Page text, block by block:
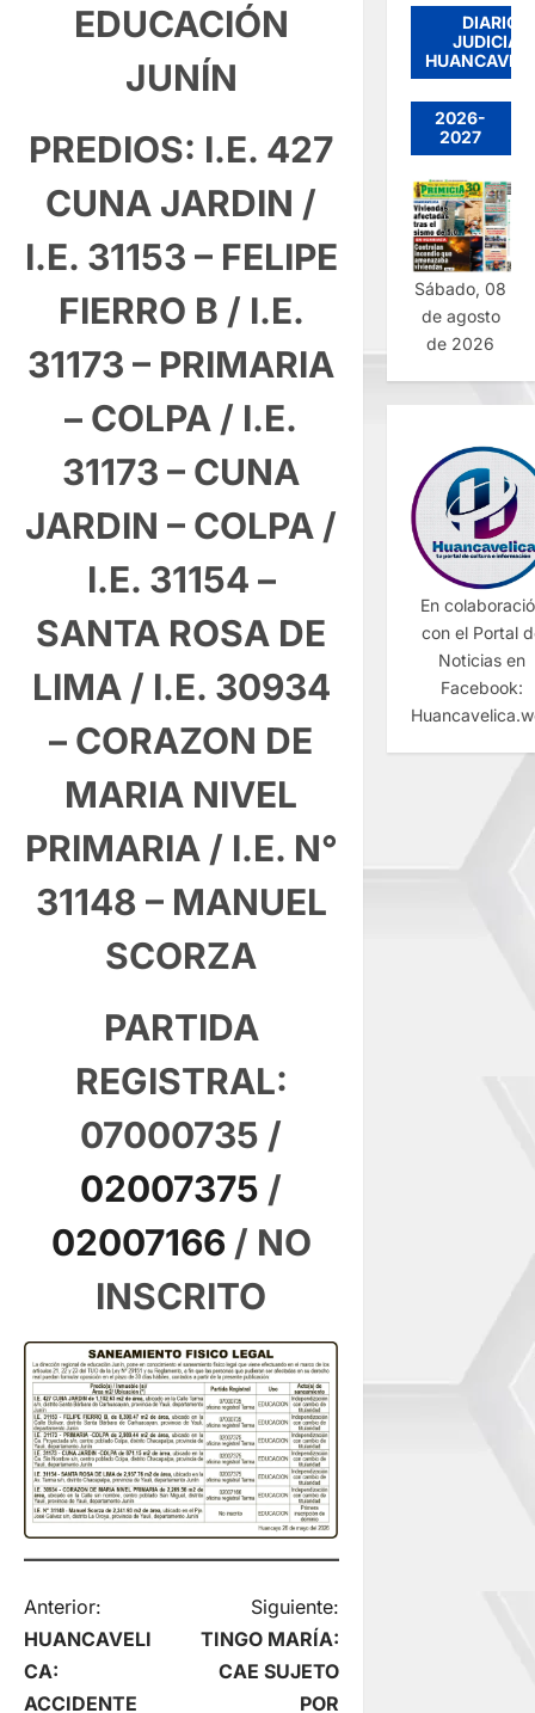
EDUCACIÓN
JUNÍN
PREDIOS: I.E. 427
CUNA JARDIN /
I.E. 31153 – FELIPE
FIERRO B / I.E.
31173 – PRIMARIA
– COLPA / I.E.
31173 – CUNA
JARDIN – COLPA /
I.E. 31154 –
SANTA ROSA DE
LIMA / I.E. 30934
– CORAZON DE
MARIA NIVEL
PRIMARIA / I.E. N°
31148 – MANUEL
SCORZA
PARTIDA
REGISTRAL:
07000735 /
02007375 /
02007166 / NO
INSCRITO
N
a
Anterior:
HUANCAVELI
CA:
ACCIDENTE
Siguiente:
TINGO MARÍA:
CAE SUJETO
POR
DIARIO
JUDICIAL
2026-
2027
Sábado, 08
de agosto
de 2026
En
con el Portal
Noticias en
Facebook: